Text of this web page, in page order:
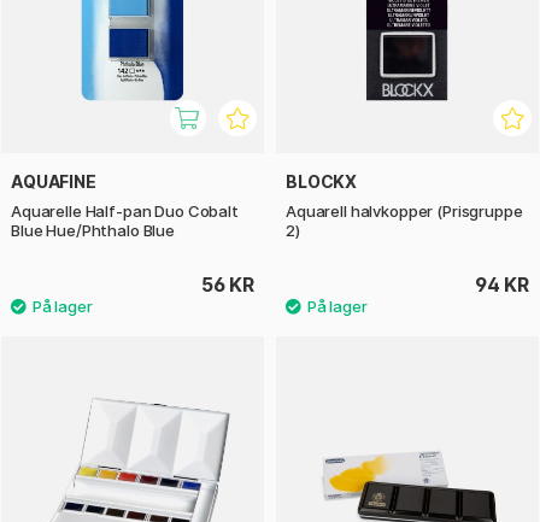
AQUAFINE
Aquarelle Half-pan Duo Cobalt
Blue Hue/Phthalo Blue
56 KR
BLOCKX
Aquarell halvkopper (Prisgruppe
2)
94 KR